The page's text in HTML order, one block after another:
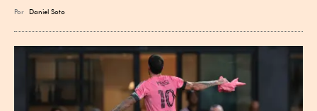
Por Daniel Soto